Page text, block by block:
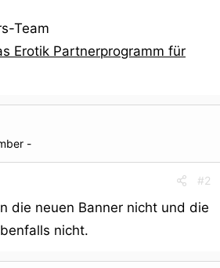
Team
Erotik Partnerprogramm für
-
#2
die neuen Banner nicht und die
nicht.